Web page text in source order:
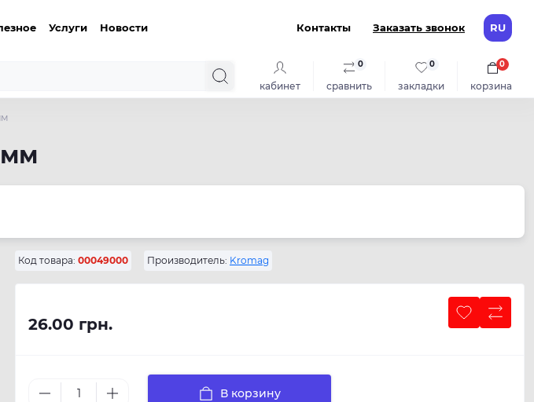
Услуги Новости Контакты Заказать звонок RU
кабинет сравнить
0
закладки
0
корзина
0
мм
Код товара: 00049000 Производитель: Kromag
26.00 грн.
В корзину